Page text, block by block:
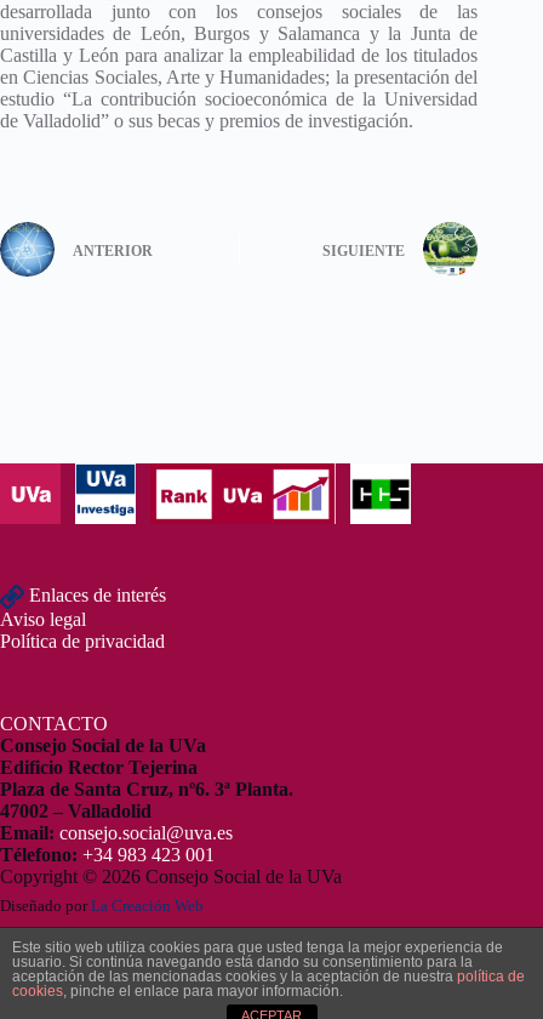
desarrollada junto con los consejos sociales de las
universidades de León, Burgos y Salamanca y la Junta de
Castilla y León para analizar la empleabilidad de los titulados
en Ciencias Sociales, Arte y Humanidades; la presentación del
estudio “La contribución socioeconómica de la Universidad
de Valladolid” o sus becas y premios de investigación.
ANTERIOR SIGUIENTE
Enlaces de interés
Aviso legal
Política de privacidad
CONTACTO
Consejo Social de la UVa
Edificio Rector Tejerina
Plaza de Santa Cruz, nº6. 3ª Planta.
47002 – Valladolid
Email: consejo.social@uva.es
Télefono: +34 983 423 001
Copyright © 2026 Consejo Social de la UVa
Diseñado porLa Creación Web
Este sitio web utiliza cookies para que usted tenga la mejor experiencia de
usuario. Si continúa navegando está dando su consentimiento para la
aceptación de las mencionadas cookies y la aceptación de nuestra política de
cookies, pinche el enlace para mayor información.
ACEPTAR